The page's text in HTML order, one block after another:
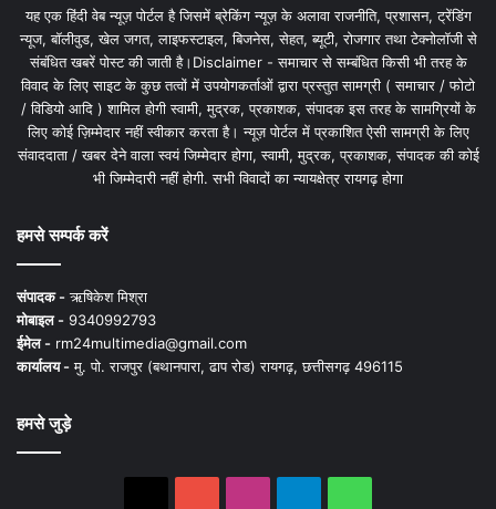
यह एक हिंदी वेब न्यूज़ पोर्टल है जिसमें ब्रेकिंग न्यूज़ के अलावा राजनीति, प्रशासन, ट्रेंडिंग
न्यूज, बॉलीवुड, खेल जगत, लाइफस्टाइल, बिजनेस, सेहत, ब्यूटी, रोजगार तथा टेक्नोलॉजी से
संबंधित खबरें पोस्ट की जाती है।Disclaimer - समाचार से सम्बंधित किसी भी तरह के
विवाद के लिए साइट के कुछ तत्वों में उपयोगकर्ताओं द्वारा प्रस्तुत सामग्री ( समाचार / फोटो
/ विडियो आदि ) शामिल होगी स्वामी, मुद्रक, प्रकाशक, संपादक इस तरह के सामग्रियों के
लिए कोई ज़िम्मेदार नहीं स्वीकार करता है। न्यूज़ पोर्टल में प्रकाशित ऐसी सामग्री के लिए
संवाददाता / खबर देने वाला स्वयं जिम्मेदार होगा, स्वामी, मुद्रक, प्रकाशक, संपादक की कोई
भी जिम्मेदारी नहीं होगी. सभी विवादों का न्यायक्षेत्र रायगढ़ होगा
हमसे सम्पर्क करें
संपादक -ऋषिकेश मिश्रा
मोबाइल - 9340992793
ईमेल - rm24multimedia@gmail.com
कार्यालय -मु. पो. राजपुर (बथानपारा, ढाप रोड) रायगढ़, छत्तीसगढ़ 496115
हमसे जुड़े